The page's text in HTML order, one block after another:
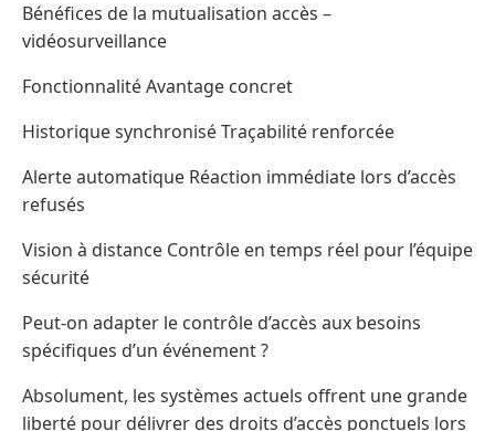
Bénéfices de la mutualisation accès –
vidéosurveillance
Fonctionnalité Avantage concret
Historique synchronisé Traçabilité renforcée
Alerte automatique Réaction immédiate lors d’accès
refusés
Vision à distance Contrôle en temps réel pour l’équipe
sécurité
Peut-on adapter le contrôle d’accès aux besoins
spécifiques d’un événement ?
Absolument, les systèmes actuels offrent une grande
liberté pour délivrer des droits d’accès ponctuels lors